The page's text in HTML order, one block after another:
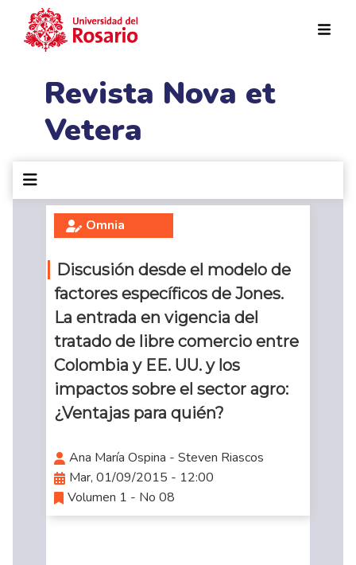
Revista Nova et
Vetera
Omnia
Discusión desde el modelo de
factores específicos de Jones.
La entrada en vigencia del
tratado de libre comercio entre
Colombia y EE. UU. y los
impactos sobre el sector agro:
¿Ventajas para quién?
Ana María Ospina - Steven Riascos
Mar, 01/09/2015 - 12:00
Volumen 1 - No 08